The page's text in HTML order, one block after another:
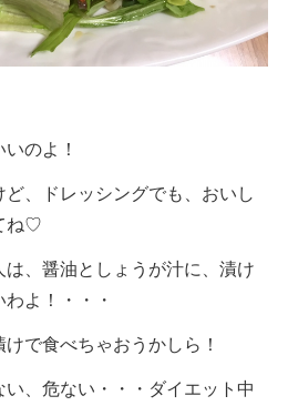
のよ！
、ドレッシングでも、おいし
ね♡
、醤油としょうが汁に、漬け
よ！・・・
で食べちゃおうかしら！
、危ない・・・ダイエット中